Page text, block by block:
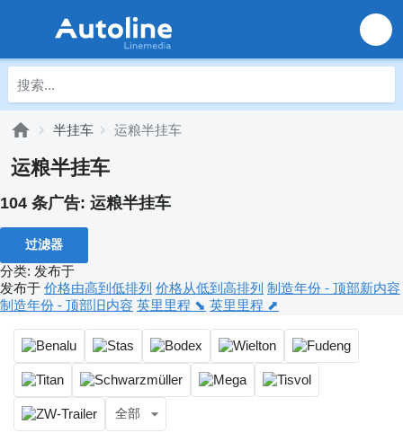
半挂车 运粮半挂车
运粮半挂车
104 条广告: 运粮半挂车
过滤器
分类: 发布于
发布于 价格由高到低排列 价格从低到高排列 制造年份 - 顶部新内容
制造年份 - 顶部旧内容 英里里程 ⬊ 英里里程 ⬈
全部